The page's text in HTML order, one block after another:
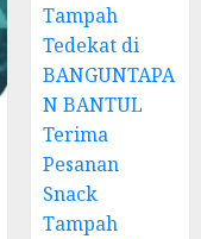
Tampah
Tedekat di
BANGUNTAPA
N BANTUL
Terima
Pesanan
Snack
Tampah